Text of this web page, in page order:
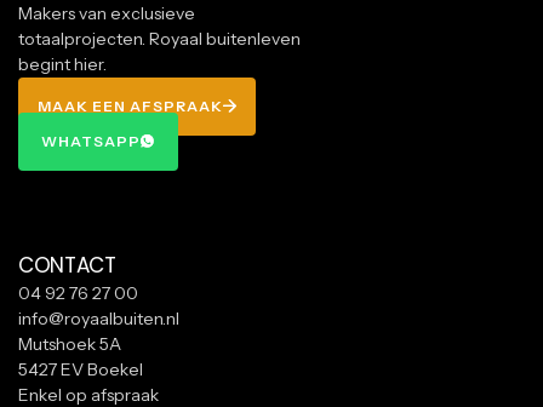
Makers van exclusieve
totaalprojecten. Royaal buitenleven
begint hier.
MAAK EEN AFSPRAAK
WHATSAPP
CONTACT
04 92 76 27 00
info@royaalbuiten.nl
Mutshoek 5A
5427 EV Boekel
Enkel op afspraak